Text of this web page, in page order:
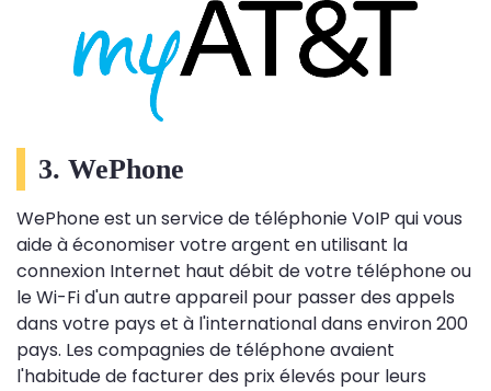
3. WePhone
WePhone est un service de téléphonie VoIP qui vous
aide à économiser votre argent en utilisant la
connexion Internet haut débit de votre téléphone ou
le Wi-Fi d'un autre appareil pour passer des appels
dans votre pays et à l'international dans environ 200
pays. Les compagnies de téléphone avaient
l'habitude de facturer des prix élevés pour leurs